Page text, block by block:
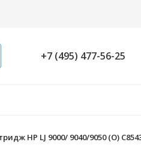
+7 (495) 477-56-25
HP LJ 9000/ 9040/9050 (O)